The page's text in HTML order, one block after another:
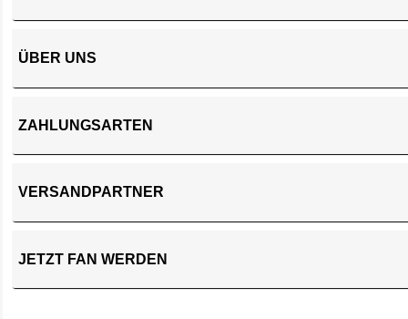
ÜBER UNS
ZAHLUNGSARTEN
VERSANDPARTNER
JETZT FAN WERDEN